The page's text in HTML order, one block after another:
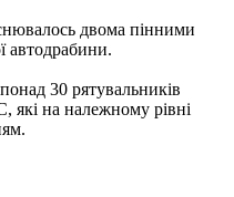
двома пінними
автодрабини.
30 рятувальників
які на належному рівні